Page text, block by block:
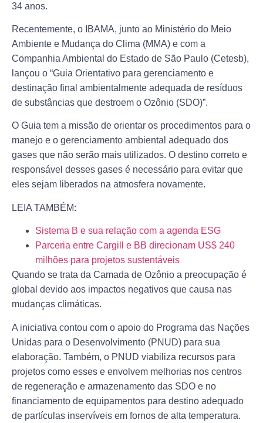
34 anos.
Recentemente, o IBAMA, junto ao Ministério do Meio
Ambiente e Mudança do Clima (MMA) e com a
Companhia Ambiental do Estado de São Paulo (Cetesb),
lançou o “Guia Orientativo para gerenciamento e
destinação final ambientalmente adequada de resíduos
de substâncias que destroem o Ozônio (SDO)”.
O Guia tem a missão de orientar os procedimentos para o
manejo e o gerenciamento ambiental adequado dos
gases que não serão mais utilizados. O destino correto e
responsável desses gases é necessário para evitar que
eles sejam liberados na atmosfera novamente.
LEIA TAMBÉM:
Sistema B e sua relação com a agenda ESG
Parceria entre Cargill e BB direcionam US$ 240
milhões para projetos sustentáveis
Quando se trata da Camada de Ozônio a preocupação é
global devido aos impactos negativos que causa nas
mudanças climáticas.
A iniciativa contou com o apoio do Programa das Nações
Unidas para o Desenvolvimento (PNUD) para sua
elaboração. Também, o PNUD viabiliza recursos para
projetos como esses e envolvem melhorias nos centros
de regeneração e armazenamento das SDO e no
financiamento de equipamentos para destino adequado
de partículas inservíveis em fornos de alta temperatura.